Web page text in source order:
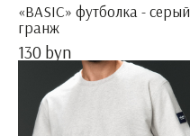
«BASIC» футболка - серый
гранж
130 byn